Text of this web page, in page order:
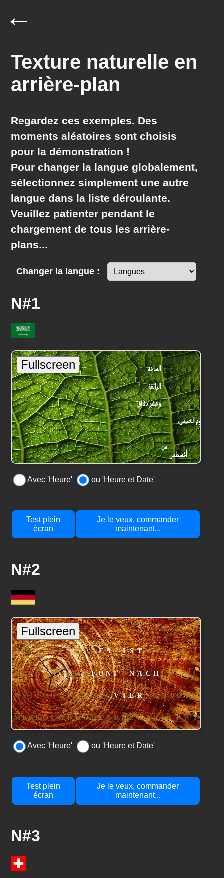
←
Texture naturelle en
arrière-plan
Regardez ces exemples. Des
momentsaléatoires sont choisis
pour la démonstration !
Pour changer la langue globalement,
sélectionnez simplement une autre
langue dans la liste déroulante.
Veuillez patienter pendant le
chargement de tous les arrière-
plans...
Changer la langue :
N#1
Avec 'Heure' ou 'Heure et Date'
Test plein
écran
Je le veux, commander
maintenant...
N#2
Avec 'Heure' ou 'Heure et Date'
Test plein
écran
Je le veux, commander
maintenant...
N#3